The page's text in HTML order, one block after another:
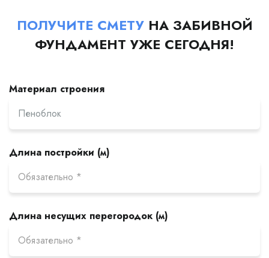
ПОЛУЧИТЕ СМЕТУНА ЗАБИВНОЙ
ФУНДАМЕНТ УЖЕ СЕГОДНЯ!
Материал строения
Длина постройки (м)
Длина несущих перегородок (м)